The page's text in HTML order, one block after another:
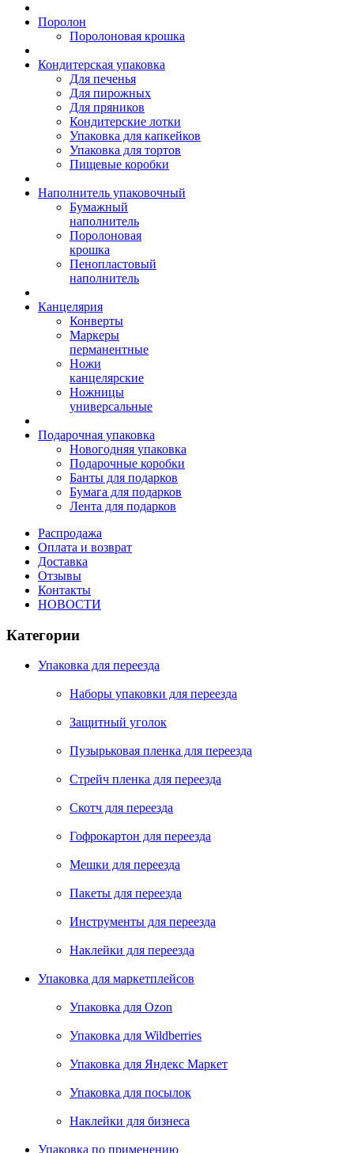
Поролон
Поролоновая крошка
Кондитерская упаковка
Для печенья
Для пирожных
Для пряников
Кондитерские лотки
Упаковка для капкейков
Упаковка для тортов
Пищевые коробки
Наполнитель упаковочный
Бумажный
наполнитель
Поролоновая
крошка
Пенопластовый
наполнитель
Канцелярия
Конверты
Маркеры
перманентные
Ножи
канцелярские
Ножницы
универсальные
Подарочная упаковка
Новогодняя упаковка
Подарочные коробки
Банты для подарков
Бумага для подарков
Лента для подарков
Распродажа
Оплата и возврат
Доставка
Отзывы
Контакты
НОВОСТИ
Категории
Упаковка для переезда
Наборы упаковки для переезда
Защитный уголок
Пузырьковая пленка для переезда
Стрейч пленка для переезда
Скотч для переезда
Гофрокартон для переезда
Мешки для переезда
Пакеты для переезда
Инструменты для переезда
Наклейки для переезда
Упаковка для маркетплейсов
Упаковка для Ozon
Упаковка для Wildberries
Упаковка для Яндекс Маркет
Упаковка для посылок
Наклейки для бизнеса
Упаковка по применению